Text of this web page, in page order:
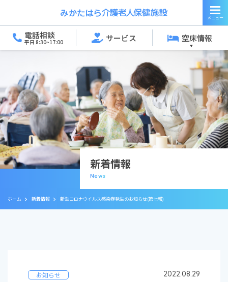
電話相談
平日 8:30~17:00 サービス 空床情報
新着情報
News
ホーム 新着情報 新型コロナウイルス感染症発生のお知らせ(第七報)
2022.08.29
お知らせ